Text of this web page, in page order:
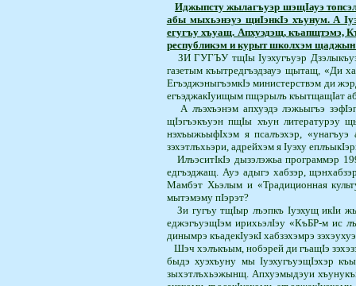
Иджыпсту жылагъуэр шэщIауэ
абы мыхьэнэуэ щиIэнкIэ хъунум. А
егугъу хъуащ. Апхуэдэщ, къапщтэмэ,
республикэм и курыт школхэм щаджын
ЗИ ГУГЪУ тщIы Iуэхугъуэр
газетым къытредгъэ­дзауэ щытащ, «Ди
Егъэ­джэ­ныгъэмкIэ министерствэм ди
егъэджакIуищым пщэрылъ къытщащIат
А лъэхъэнэм апхуэдэ лэжьыгъэ
щIэгъэкъуэн пщIы хъун литературэу
нэхъыжьыфI­­хэм я псалъэхэр, «унагъуэ
зэхэтлъхьэри, адрейхэм я Iуэху
ИлъэситIкIэ дызэлэжьа программэр
едгъэджащ. Ауэ адыгэ хабзэр,
Мамбэт Хьэлым и «Традиционная
мытэмэму пIэрэт?
Зи гугъу тщIыр лъэпкъ Iуэхущ икIи
еджэгъуэщIэм ирихьэлIэу «КъБР-м ис
динымрэ­ къадекIуэкI хабзэхэмрэ
Шэч хэлъкъым, нобэрей ди гъащIэ
быдэ хуэхъуну мы IуэхугъуэщIэхэр
зыхэтлъхьэжынщ. Апхуэмыдэуи